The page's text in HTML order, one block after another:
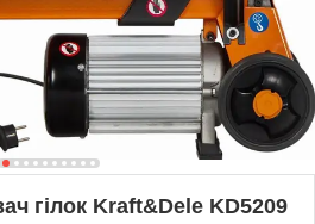
гілок Kraft&Dele KD5209